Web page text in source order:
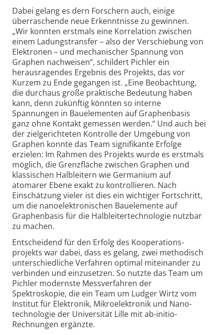
Dabei gelang es dern Forschern auch, einige
überraschende neue Erkenntnisse zu gewinnen.
„Wir konnten erstmals eine Korrelation zwischen
einem Ladungs­transfer – also der Verschiebung von
Elektronen – und mechanischer Spannung von
Graphen nachweisen“, schildert Pichler ein
herausragendes Ergebnis des Projekts, das vor
Kurzem zu Ende gegangen ist. „Eine Beobachtung,
die durchaus große praktische Bedeutung haben
kann, denn zukünftig könnten so interne
Spannungen in Bauelementen auf Graphen­basis
ganz ohne Kontakt gemessen werden.“ Und auch bei
der ziel­gerichteten Kontrolle der Umgebung von
Graphen konnte das Team signifikante Erfolge
erzielen: Im Rahmen des Projekts wurde es erstmals
möglich, die Grenz­fläche zwischen Graphen und
klassischen Halb­leitern wie Germanium auf
atomarer Ebene exakt zu kontrollieren. Nach
Einschätzung vieler ist dies ein wichtiger Fortschritt,
um die nano­elektronischen Bau­elemente auf
Graphen­basis für die Halbleiter­technologie nutzbar
zu machen.
Entscheidend für den Erfolg des Kooperations­
projekts war dabei, dass es gelang, zwei methodisch
unterschiedliche Verfahren optimal miteinander zu
verbinden und einzusetzen. So nutzte das Team um
Pichler modernste Mess­verfahren der
Spektroskopie, die ein Team um Ludger Wirtz vom
Institut für Elektronik, Mikro­elektronik und Nano­
technologie der Universität Lille mit ab-initio-
Rechnungen ergänzte.